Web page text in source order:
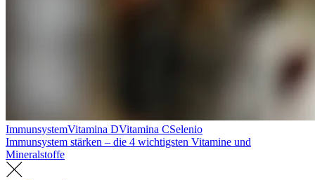
ImmunsystemVitamina DVitamina CSelenio
Immunsystem stärken – die 4 wichtigsten Vitamine und
Mineralstoffe